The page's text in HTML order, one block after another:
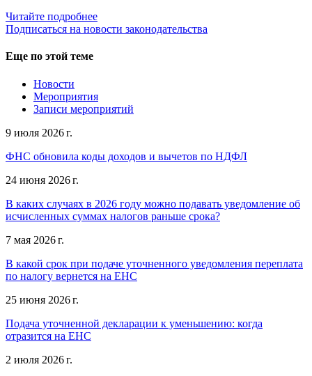
Читайте подробнее
Подписаться на новости законодательства
Еще по этой теме
Новости
Мероприятия
Записи мероприятий
9 июля 2026 г.
ФНС обновила коды доходов и вычетов по НДФЛ
24 июня 2026 г.
В каких случаях в 2026 году можно подавать уведомление об
исчисленных суммах налогов раньше срока?
7 мая 2026 г.
В какой срок при подаче уточненного уведомления переплата
по налогу вернется на ЕНС
25 июня 2026 г.
Подача уточненной декларации к уменьшению: когда
отразится на ЕНС
2 июля 2026 г.